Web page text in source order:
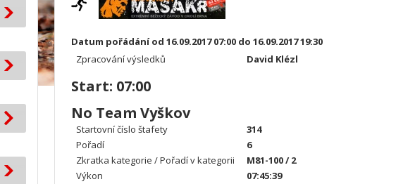
Datum pořádání od 16.09.2017 07:00 do 16.09.2017 19:30
Zpracování výsledků
David Klézl
Start: 07:00
No Team Vyškov
Startovní číslo štafety
314
Pořadí
6
Zkratka kategorie / Pořadí v kategorii
M81-100 / 2
Výkon
07:45:39